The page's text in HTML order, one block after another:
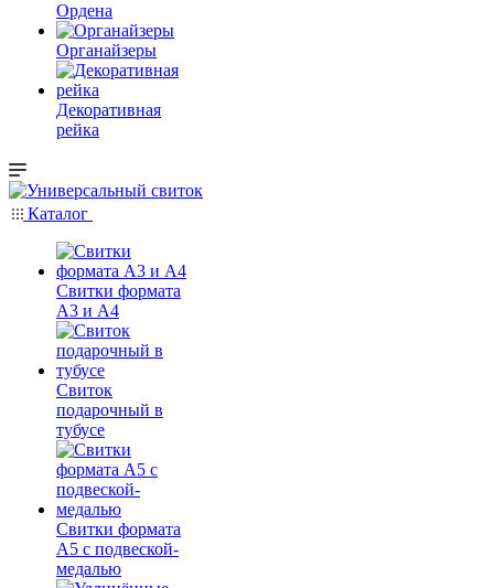
Ордена
Органайзеры
Декоративная
рейка
Каталог
Свитки формата
А3 и А4
Свиток
подарочный в
тубусе
Свитки формата
А5 с подвеской-
медалью